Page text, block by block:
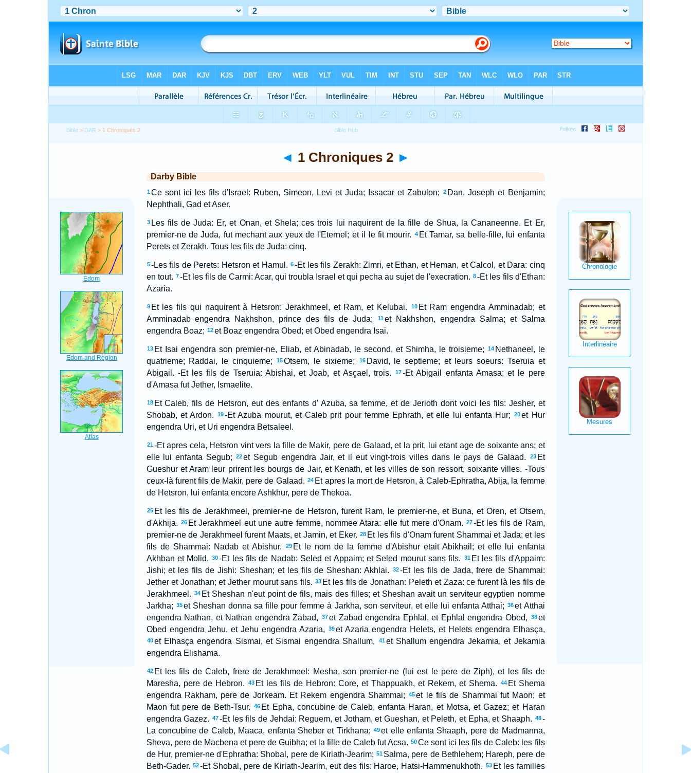
Bible > DAR > 1 Chroniques 2
◄ 1 Chroniques 2 ►
Darby Bible
1 Ce sont ici les fils d'Israel: Ruben, Simeon, Levi et Juda; Issacar et Zabulon; 2 Dan, Joseph et Benjamin;
Nephthali, Gad et Aser.
3 Les fils de Juda: Er, et Onan, et Shela; ces trois lui naquirent de la fille de Shua, la Cananeenne. Et Er,
premier-ne de Juda, fut mechant aux yeux de l'Eternel; et il le fit mourir.
4 Et Tamar, sa belle-fille, lui enfanta
Perets et Zerakh. Tous les fils de Juda: cinq.
5 -Les fils de Perets: Hetsron et Hamul. 6-Et les fils Zerakh: Zimri, et Ethan, et Heman, et Calcol, et Dara: cinq
en tout. 7-Et les fils de Carmi: Acar, qui troubla Israel et qui pecha au sujet de l'execration. 8 -Et les fils d'Ethan:
Azaria.
9 Et les fils qui naquirent à Hetsron: Jerakhmeel, et Ram, et Kelubai. 10 Et Ram engendra Amminadab; et
Amminadab engendra Nakhshon, prince des fils de Juda;
11et Nakhshon, engendra Salma; et Salma
engendra Boaz; 12 et Boaz engendra Obed; et Obed engendra Isai.
13 Et Isai engendra son premier-ne, Eliab, et Abinadab, le second, et Shimha, le troisieme; 14 Nethaneel, le
quatrieme; Raddai, le cinquieme;
15Otsem, le sixieme; 16 David, le septieme; et leurs soeurs: Tseruia et
Abigail. -Et les fils de Tseruia: Abishai, et Joab, et Asçael, trois.
17-Et Abigail enfanta Amasa; et le pere
d'Amasa fut Jether, Ismaelite.
18 Et Caleb, fils de Hetsron, eut des enfants d' Azuba, sa femme, et de Jerioth dont voici les fils: Jesher, et
Shobab, et Ardon.
19-Et Azuba mourut, et Caleb prit pour femme Ephrath, et elle lui enfanta Hur; 20et Hur
engendra Uri, et Uri engendra Betsaleel.
21 -Et apres cela, Hetsron vint vers la fille de Makir, pere de Galaad, et la prit, lui etant age de soixante ans; et
elle lui enfanta Segub;
22 et Segub engendra Jair, et il eut vingt-trois villes dans le pays de Galaad. 23 Et
Gueshur et Aram leur prirent les bourgs de Jair, et Kenath, et les villes de son ressort, soixante villes. -Tous
ceux-là furent fils de Makir, pere de Galaad. 24 Et apres la mort de Hetsron, à Caleb-Ephratha, Abija, la femme
de Hetsron, lui enfanta encore Ashkhur, pere de Thekoa.
25 Et les fils de Jerakhmeel, premier-ne de Hetsron, furent Ram, le premier-ne, et Buna, et Oren, et Otsem,
d'Akhija. 26 Et Jerakhmeel eut une autre femme, nommee Atara: elle fut mere d'Onam. 27-Et les fils de Ram,
premier-ne de Jerakhmeel furent Maats, et Jamin, et Eker. 28 Et les fils d'Onam furent Shammai et Jada; et les
fils de Shammai: Nadab et Abishur.
29 Et le nom de la femme d'Abishur etait Abikhail; et elle lui enfanta
Akhban et Molid.
30 -Et les fils de Nadab: Seled et Appaim; et Seled mourut sans fils. 31 Et les fils d'Appaim:
Jishi; et les fils de Jishi: Sheshan; et les fils de Sheshan: Akhlai.
32-Et les fils de Jada, frere de Shammai:
Jether et Jonathan; et Jether mourut sans fils. 33 Et les fils de Jonathan: Peleth et Zaza: ce furent là les fils de
Jerakhmeel. 34 Et Sheshan n'eut point de fils, mais des filles; et Sheshan avait un serviteur egyptien nomme
Jarkha; 35et Sheshan donna sa fille pour femme à Jarkha, son serviteur, et elle lui enfanta Atthai; 36 et Atthai
engendra Nathan, et Nathan engendra Zabad,
37et Zabad engendra Ephlal, et Ephlal engendra Obed, 38 et
Obed engendra Jehu, et Jehu engendra Azaria,
39 et Azaria engendra Helets, et Helets engendra Elhasça,
40 et Elhasça engendra Sismai, et Sismai engendra Shallum, 41 et Shallum engendra Jekamia, et Jekamia
engendra Elishama.
42 Et les fils de Caleb, frere de Jerakhmeel: Mesha, son premier-ne (lui est le pere de Ziph), et les fils de
Maresha, pere de Hebron.
43 Et les fils de Hebron: Core, et Thappuakh, et Rekem, et Shema. 44 Et Shema
engendra Rakham, pere de Jorkeam. Et Rekem engendra Shammai;
45et le fils de Shammai fut Maon; et
Maon fut pere de Beth-Tsur.
46 Et Epha, concubine de Caleb, enfanta Haran, et Motsa, et Gazez; et Haran
engendra Gazez. 47-Et les fils de Jehdai: Reguem, et Jotham, et Gueshan, et Peleth, et Epha, et Shaaph. 48 -
La concubine de Caleb, Maaca, enfanta Sheber et Tirkhana; 49et elle enfanta Shaaph, pere de Madmanna,
Sheva, pere de Macbena et pere de Guibha; et la fille de Caleb fut Acsa. 50Ce sont ici les fils de Caleb: les fils
de Hur, premier-ne d'Ephratha: Shobal, pere de Kiriath-Jearim; 51 Salma, pere de Bethlehem; Hareph, pere de
Beth-Gader. 52-Et Shobal, pere de Kiriath-Jearim, eut des fils: Haroe, Hatsi-Hammenukhoth. 53 Et les familles